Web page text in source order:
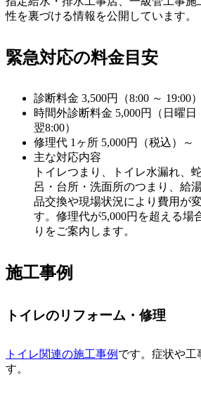
性を裏づける情報を公開しています。
緊急対応の料金目安
診断料金 3,500円（8:00 ～ 19:00）
時間外診断料金 5,000円（日曜日
翌8:00）
修理代 1ヶ所 5,000円（税込）～
主な対応内容
トイレつまり、トイレ水漏れ、
呂・台所・洗面所のつまり、給
品交換や現場状況により費用が
す。修理代が5,000円を超える場
りをご案内します。
施工事例
トイレのリフォーム・修理
トイレ関連の施工事例 です。症状や工
す。